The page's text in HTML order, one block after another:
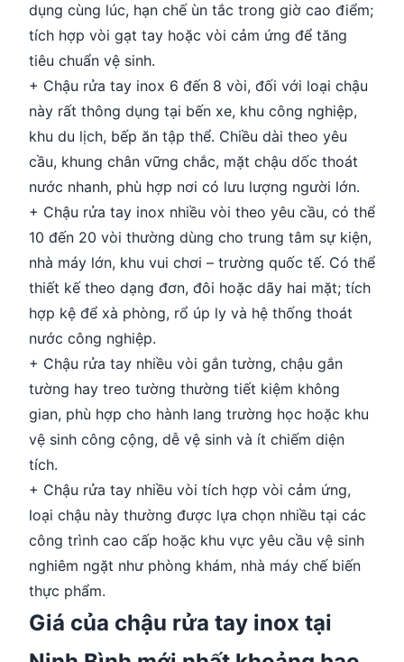
dụng cùng lúc, hạn chế ùn tắc trong giờ cao điểm;
tích hợp vòi gạt tay hoặc vòi cảm ứng để tăng
tiêu chuẩn vệ sinh.
+ Chậu rửa tay inox 6 đến 8 vòi, đối với loại chậu
này rất thông dụng tại bến xe, khu công nghiệp,
khu du lịch, bếp ăn tập thể. Chiều dài theo yêu
cầu, khung chân vững chắc, mặt chậu dốc thoát
nước nhanh, phù hợp nơi có lưu lượng người lớn.
+ Chậu rửa tay inox nhiều vòi theo yêu cầu, có thể
10 đến 20 vòi thường dùng cho trung tâm sự kiện,
nhà máy lớn, khu vui chơi – trường quốc tế. Có thể
thiết kế theo dạng đơn, đôi hoặc dãy hai mặt; tích
hợp kệ để xà phòng, rổ úp ly và hệ thống thoát
nước công nghiệp.
+ Chậu rửa tay nhiều vòi gắn tường, chậu gắn
tường hay treo tường thường tiết kiệm không
gian, phù hợp cho hành lang trường học hoặc khu
vệ sinh công cộng, dễ vệ sinh và ít chiếm diện
tích.
+ Chậu rửa tay nhiều vòi tích hợp vòi cảm ứng,
loại chậu này thường được lựa chọn nhiều tại các
công trình cao cấp hoặc khu vực yêu cầu vệ sinh
nghiêm ngặt như phòng khám, nhà máy chế biến
thực phẩm.
Giá của chậu rửa tay inox tại